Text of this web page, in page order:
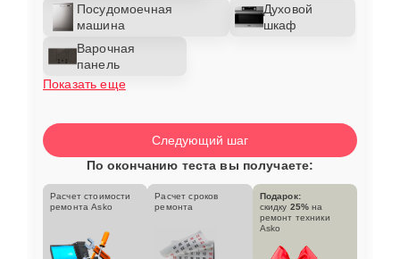
Посудомоечная
машина
Духовой
шкаф
Варочная
панель
Показать еще
Следующий шаг
По окончанию теста вы получаете:
Расчет стоимости
ремонта Asko
Расчет сроков
ремонта
Подарок:
скидку 25% на
ремонт техники
Asko